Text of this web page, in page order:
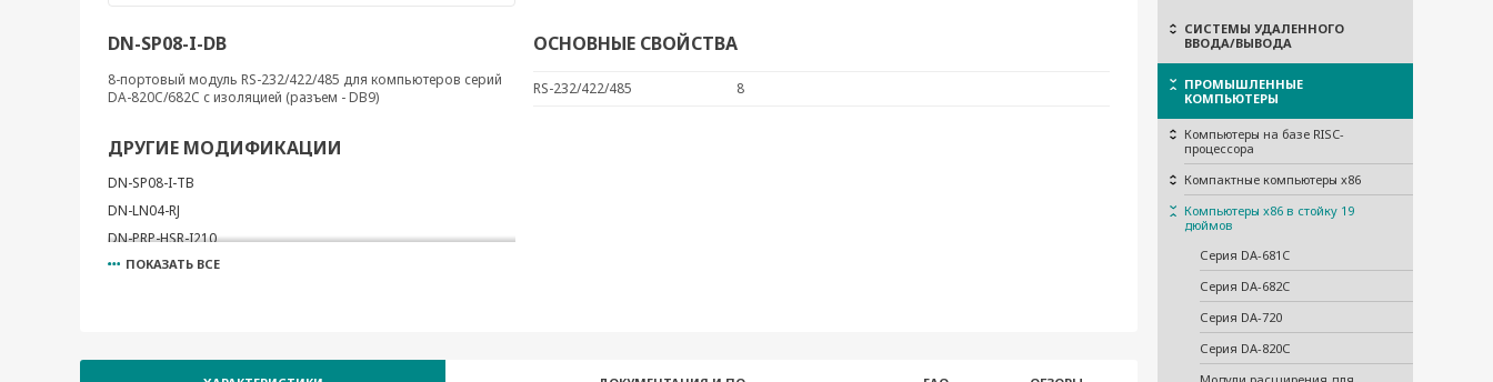
СИСТЕМЫ УДАЛЕННОГО
ВВОДА/ВЫВОДА
ПРОМЫШЛЕННЫЕ
КОМПЬЮТЕРЫ
Компьютеры на базе RISC-
процессора
Компактные компьютеры x86
Компьютеры x86 в стойку 19
дюймов
Серия DA-681C
Серия DA-682C
Серия DA-720
Серия DA-820С
DN-SP08-I-DB
8-портовый модуль RS-232/422/485 для компьютеров серий
DA-820C/682C с изоляцией (разъем - DB9)
ДРУГИЕ МОДИФИКАЦИИ
DN-SP08-I-TB
DN-LN04-RJ
DN-PRP-HSR-I210
DN-FX04
ПОКАЗАТЬ ВСЕ
ОСНОВНЫЕ СВОЙСТВА
RS-232/422/485 8